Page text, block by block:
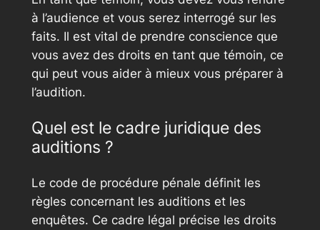
à l’audience et vous serez interrogé sur les
faits. Il est vital de prendre conscience que
vous avez des droits en tant que témoin, ce
qui peut vous aider à mieux vous préparer à
l’audition.
Quel est le cadre juridique des
auditions ?
Le code de procédure pénale définit les
règles concernant les auditions et les
enquêtes. Ce cadre légal précise les droits